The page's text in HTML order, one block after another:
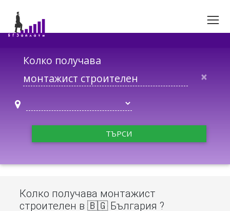
Колко получава
×
ТЪРСИ
Колко получава монтажист
строителен в 🇧🇬 България ?